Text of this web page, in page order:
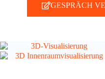
GESPRÄCH